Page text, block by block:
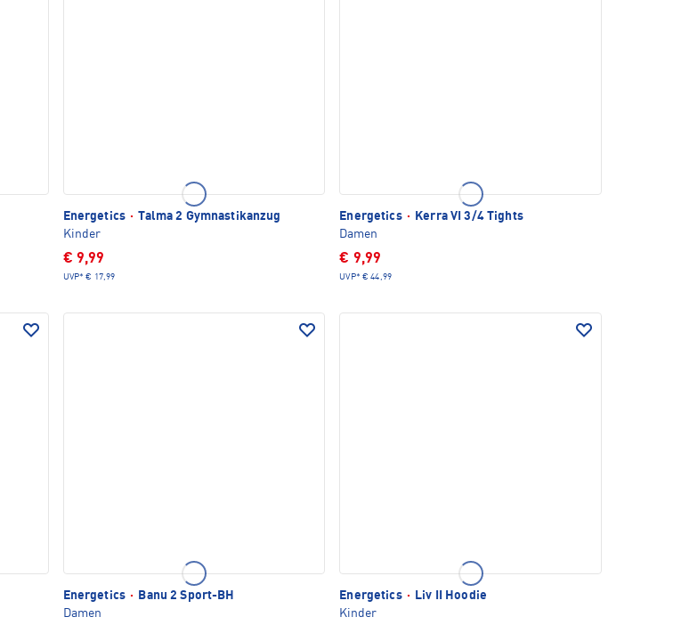
Energetics · Talma 2 Gymnastikanzug
Kinder
€ 9,99
UVP* € 17,99
Energetics ·
Kerra VI 3/4 Tights
Damen
€ 9,99
UVP* € 44,99
Energetics ·
Banu 2 Sport-BH
Damen
Energetics ·
Liv II Hoodie
Kinder